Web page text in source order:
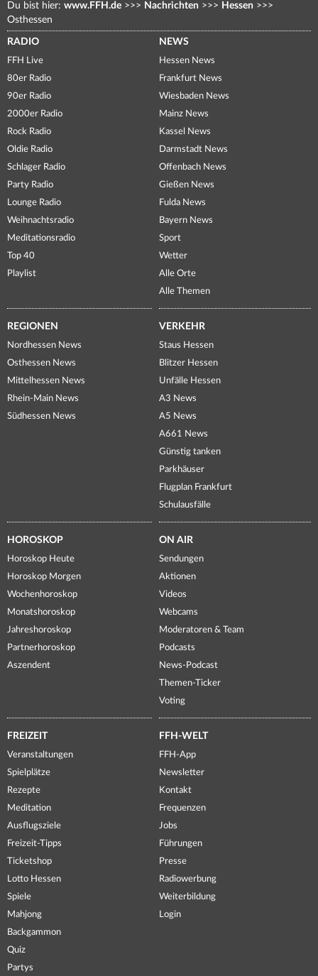
Du bist hier: www.FFH.de >>> Nachrichten >>> Hessen >>>
Osthessen
RADIO
FFH Live
80er Radio
90er Radio
2000er Radio
Rock Radio
Oldie Radio
Schlager Radio
Party Radio
Lounge Radio
Weihnachtsradio
Meditationsradio
Top 40
Playlist
NEWS
Hessen News
Frankfurt News
Wiesbaden News
Mainz News
Kassel News
Darmstadt News
Offenbach News
Gießen News
Fulda News
Bayern News
Sport
Wetter
Alle Orte
Alle Themen
REGIONEN
Nordhessen News
Osthessen News
Mittelhessen News
Rhein-Main News
Südhessen News
VERKEHR
Staus Hessen
Blitzer Hessen
Unfälle Hessen
A3 News
A5 News
A661 News
Günstig tanken
Parkhäuser
Flugplan Frankfurt
Schulausfälle
HOROSKOP
Horoskop Heute
Horoskop Morgen
Wochenhoroskop
Monatshoroskop
Jahreshoroskop
Partnerhoroskop
Aszendent
ON AIR
Sendungen
Aktionen
Videos
Webcams
Moderatoren & Team
Podcasts
News-Podcast
Themen-Ticker
Voting
FREIZEIT
Veranstaltungen
Spielplätze
Rezepte
Meditation
Ausflugsziele
Freizeit-Tipps
Ticketshop
Lotto Hessen
Spiele
Mahjong
Backgammon
Quiz
Partys
FFH-WELT
FFH-App
Newsletter
Kontakt
Frequenzen
Jobs
Führungen
Presse
Radiowerbung
Weiterbildung
Login